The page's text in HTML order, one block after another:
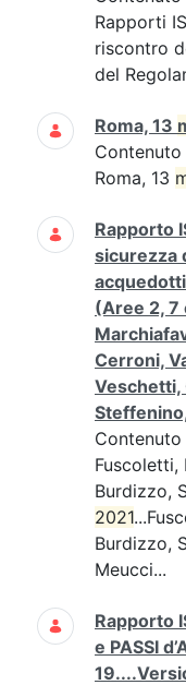
Rapporti
riscontro
del
Roma, 13
Contenuto
Roma, 13
Rapporto
sicurezza
(Aree 2, 7
Cerroni,
Veschetti,
Contenuto
Fuscoletti,
Burdizzo,
2021
Burdizzo,
Meucci...
Rapporto
e PASSI